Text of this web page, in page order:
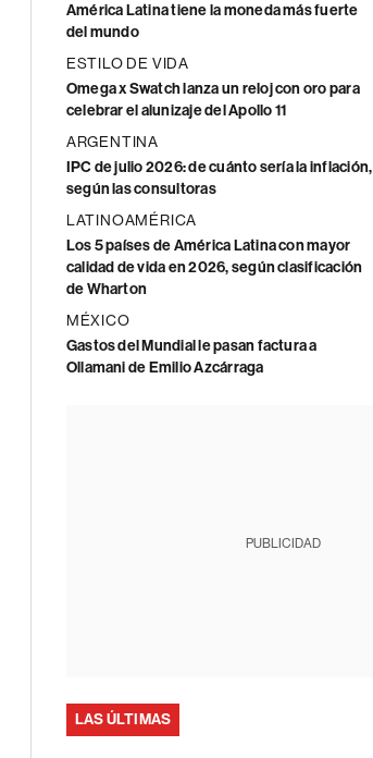
América Latina tiene la moneda más fuerte
del mundo
ESTILO DE VIDA
Omega x Swatch lanza un reloj con oro para
celebrar el alunizaje del Apollo 11
ARGENTINA
IPC de julio 2026: de cuánto sería la inflación,
según las consultoras
LATINOAMÉRICA
Los 5 países de América Latina con mayor
calidad de vida en 2026, según clasificación
de Wharton
MÉXICO
Gastos del Mundial le pasan factura a
Ollamani de Emilio Azcárraga
PUBLICIDAD
LAS ÚLTIMAS